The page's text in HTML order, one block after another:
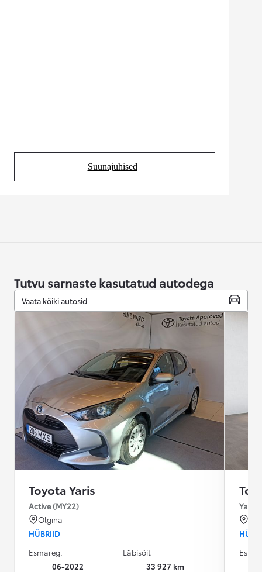
Suunajuhised
(Opens in new tab)
Tutvu sarnaste kasutatud autodega
Vaata kõiki autosid
Toyota Yaris
Active (MY22)
Olgina
HÜBRIID
Esmareg.
06-2022
Läbisõit
33 927 km
Yaris